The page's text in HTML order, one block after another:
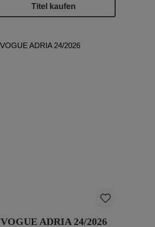
Titel kaufen
VOGUE ADRIA 24/2026